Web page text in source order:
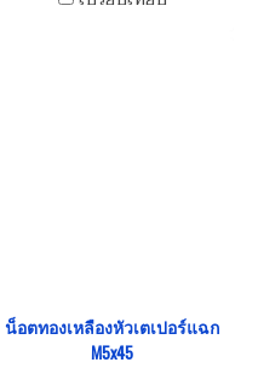
น็อตทองเหลืองหัวเตเปอร์แฉก
M5x45